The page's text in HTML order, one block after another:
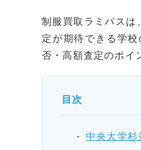
制服買取ラミパスは、
定が期待できる学
否・高額査定のポイ
目次
中央大学杉